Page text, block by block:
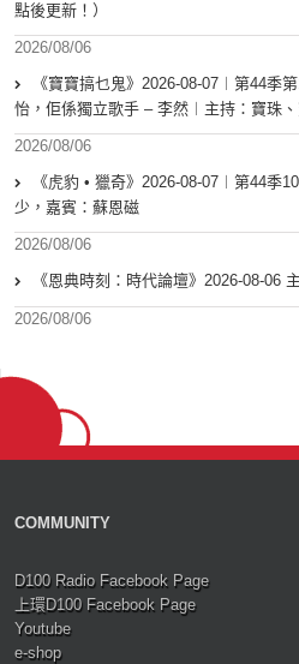
點後更新！）
2026/08/06
《寶寶搞乜鬼》2026-08-07︱第44季
怡，佢係獨立歌手 – 李然︱主持：寶珠
2026/08/06
《虎豹 • 獵奇》2026-08-07︱第44季
少，嘉賓：蘇恩磁
2026/08/06
《恩典時刻：時代論壇》2026-08-06
2026/08/06
COMMUNITY
D100 Radio Facebook Page
上環D100 Facebook Page
Youtube
e-shop